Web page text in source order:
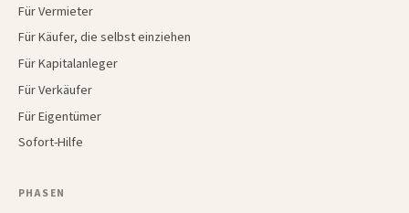
Für Vermieter
Für Käufer, die selbst einziehen
Für Kapitalanleger
Für Verkäufer
Für Eigentümer
Sofort-Hilfe
PHASEN